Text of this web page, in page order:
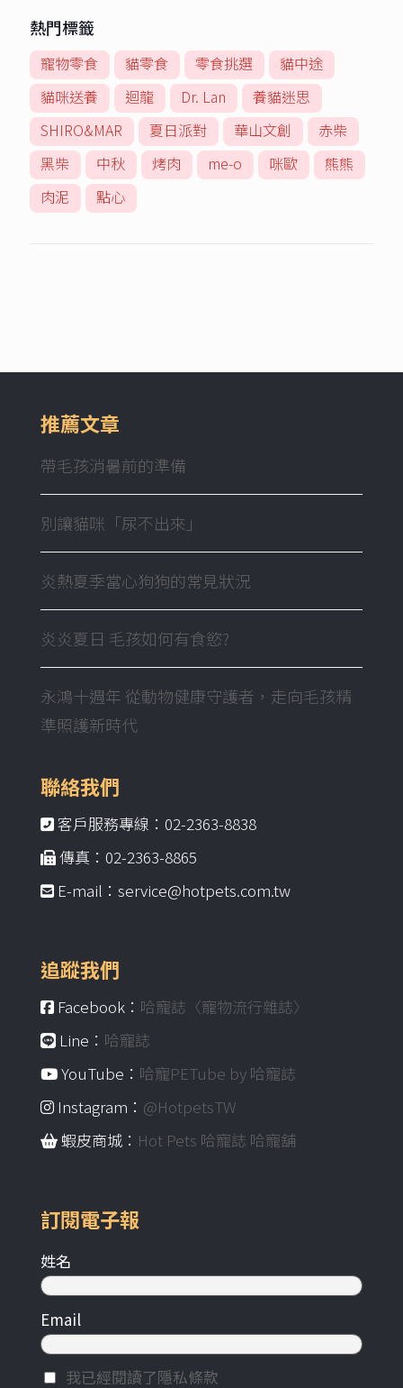
熱門標籤
寵物零食 貓零食 零食挑選
貓中途
貓咪送養
迴龍 Dr. Lan
養貓迷思
SHIRO&MAR
夏日派對 華山文創
赤柴
黑柴
中秋 烤肉 me-o 咪歐
熊熊
肉泥
點心
推薦文章
帶毛孩消暑前的準備
別讓貓咪「尿不出來」
炎熱夏季當心狗狗的常見狀況
炎炎夏日 毛孩如何有食慾?
永鴻十週年 從動物健康守護者，走向毛孩精
準照護新時代
聯絡我們
客戶服務專線：02-2363-8838
傳真：02-2363-8865
E-mail：service@hotpets.com.tw
追蹤我們
Facebook： 哈寵誌〈寵物流行雜誌〉
Line： 哈寵誌
YouTube： 哈寵PETube by 哈寵誌
Instagram： @HotpetsTW
蝦皮商城： Hot Pets 哈寵誌 哈寵舖
訂閱電子報
姓名
Email
我已經閱讀了隱私條款